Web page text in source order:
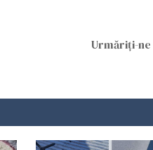
Urmăriți-ne